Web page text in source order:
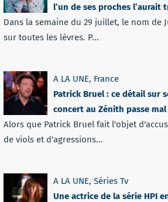
l’un de ses proches l’aurait
Dans la semaine du 29 juillet, le nom de
sur toutes les lèvres. P...
A LA UNE, France
Patrick Bruel : ce détail sur
concert au Zénith passe mal
Alors que Patrick Bruel fait l'objet
de viols et d'agressions...
A LA UNE, Séries Tv
Une actrice de la série HPI